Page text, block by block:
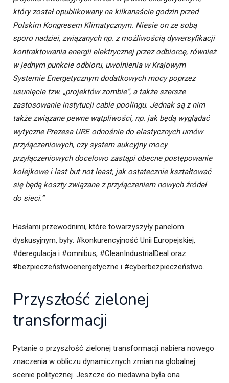
który został opublikowany na kilkanaście godzin przed
Polskim Kongresem Klimatycznym. Niesie on ze sobą
sporo nadziei, związanych np. z możliwością dywersyfikacji
kontraktowania energii elektrycznej przez odbiorcę, również
w jednym punkcie odbioru, uwolnienia w Krajowym
Systemie Energetycznym dodatkowych mocy poprzez
usunięcie tzw. „projektów zombie”, a także szersze
zastosowanie instytucji cable poolingu. Jednak są z nim
także związane pewne wątpliwości, np. jak będą wyglądać
wytyczne Prezesa URE odnośnie do elastycznych umów
przyłączeniowych, czy system aukcyjny mocy
przyłączeniowych docelowo zastąpi obecne postępowanie
kolejkowe i last but not least, jak ostatecznie kształtować
się będą koszty związane z przyłączeniem nowych źródeł
do sieci.”
Hasłami przewodnimi, które towarzyszyły panelom
dyskusyjnym, były: #konkurencyjność Unii Europejskiej,
#deregulacja i #omnibus, #CleanIndustrialDeal oraz
#bezpieczeństwoenergetyczne i #cyberbezpieczeństwo.
Przyszłość zielonej
transformacji
Pytanie o przyszłość zielonej transformacji nabiera nowego
znaczenia w obliczu dynamicznych zmian na globalnej
scenie politycznej. Jeszcze do niedawna była ona